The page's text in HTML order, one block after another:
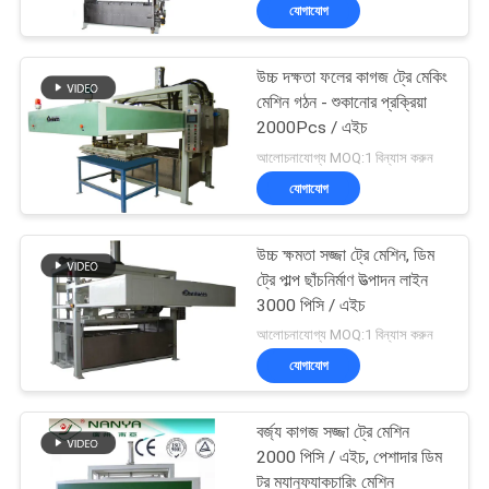
কারখানা
ভ্রমণ
যোগাযোগ
খবর
সাইট
ডিম ট্রে মেশিন
67
প্যাকেজিং মেশিন
16
যোগাযোগ
উচ্চ দক্ষতা ফলের কাগজ ট্রে মেকিং
মেশিন গঠন - শুকানোর প্রক্রিয়া
2000Pcs / এইচ
আলোচনাযোগ্য MOQ:1 বিন্যাস করুন
যোগাযোগ
উচ্চ ক্ষমতা সজ্জা ট্রে মেশিন, ডিম
ট্রে পাল্প ছাঁচনির্মাণ উত্পাদন লাইন
3000 পিসি / এইচ
আলোচনাযোগ্য MOQ:1 বিন্যাস করুন
যোগাযোগ
বর্জ্য কাগজ সজ্জা ট্রে মেশিন
2000 পিসি / এইচ, পেশাদার ডিম
ট্র ম্যানুফ্যাকচারিং মেশিন